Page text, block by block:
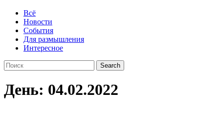
Skip
content
Всё
Новости
События
Для размышления
Интересное
Search
Search
for:
День: 04.02.2022